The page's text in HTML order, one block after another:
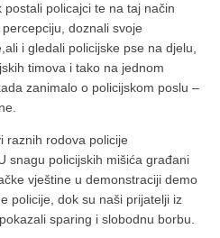
policajci te na taj način
doznali svoje
i gledali policijske pse na djelu,
timova i tako na jednom
zanimalo o policijskom poslu –
raznih rodova policije
snagu policijskih mišića građani
vještine u demonstraciji demo
policije, dok su naši prijatelji iz
sparing i slobodnu borbu.